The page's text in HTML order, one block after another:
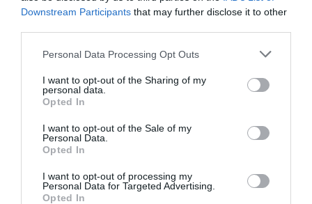
Downstream Participants that may further disclose it to other
Please note that this website/app uses one or more Google
not limited to your visit or usage behaviour. You may click to
grant or deny consent to Google and its third-party tags to
use your data for below specified purposes in below Google
consent section.
Personal Data Processing Opt Outs
I want to opt-out of the Sharing of my
personal data.
Opted In
I want to opt-out of the Sale of my
Personal Data.
Opted In
I want to opt-out of processing my
Personal Data for Targeted Advertising.
Opted In
(ha időponthoz kötött).
Akár a vatikáni múzeumokat vagy az egyiptomi
hegyi falu termálfürdőjét szeretnék élvezni, a
Musement ezt lehetővé teszi, állításuk szerint a
legjobb árat garantálva.
Gyorsan leellenőriztem a Széchenyi fürdőbe 41 USD
áron kínálnak jegyeket, ami szerintem enyhén
magasabb árat jelent, mind a helyszínen megváltott